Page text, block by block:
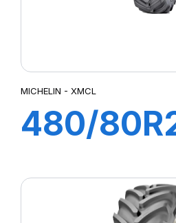
MICHELIN - XMCL
480/
TL XMCL